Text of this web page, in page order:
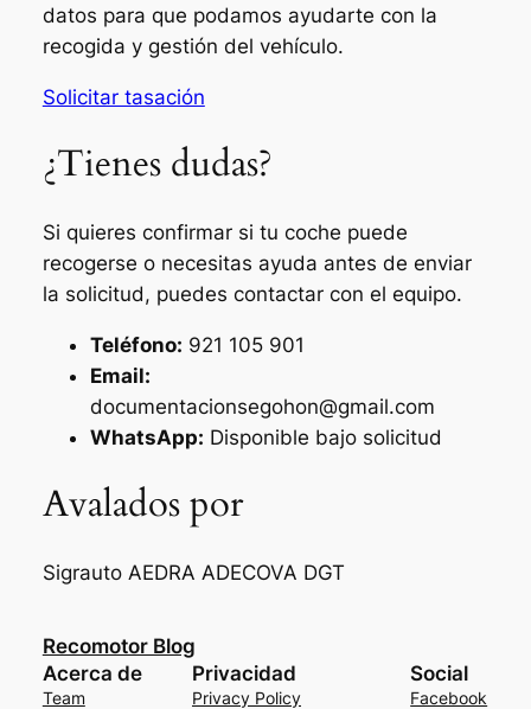
datos para que podamos ayudarte con la
recogida y gestión del vehículo.
Solicitar tasación
¿Tienes dudas?
Si quieres confirmar si tu coche puede
recogerse o necesitas ayuda antes de enviar
la solicitud, puedes contactar con el equipo.
Teléfono: 921 105 901
Email:
documentacionsegohon@gmail.com
WhatsApp: Disponible bajo solicitud
Avalados por
Sigrauto AEDRA ADECOVA DGT
Recomotor Blog
Acerca de
Team
Privacidad
Privacy Policy
Social
Facebook